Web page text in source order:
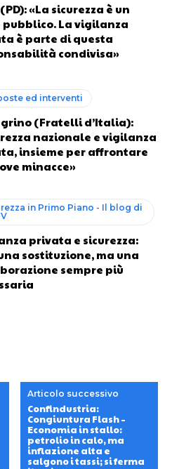
«La sicurezza è un
pubblico. La vigilanza
è parte di questa
condivisa»
ed interventi
(Fratelli d’Italia):
nazionale e vigilanza
insieme per affrontare
minacce»
in Primo Piano - Il blog di
privata e sicurezza:
sostituzione, ma una
sempre più
Articolo successivo
Confindustria:
Congiuntura Flash –
Economia in stallo:
petrolio in calo, ma
inflazione alta e
salgono i tassi; si ferma